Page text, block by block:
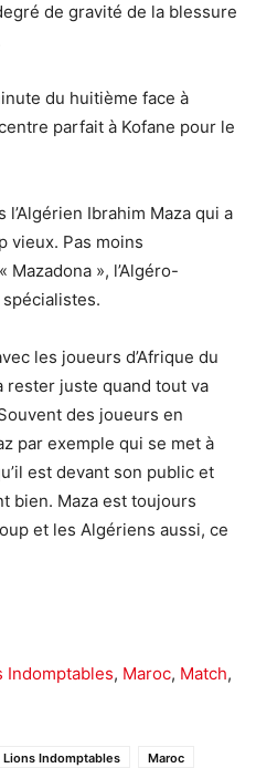
de gravité de la blessure
du huitième face à
parfait à Kofane pour le
Ibrahim Maza qui a
vieux. Pas moins
», l’Algéro-
spécialistes.
les joueurs d’Afrique du
rester juste quand tout va
des joueurs en
par exemple qui se met à
est devant son public et
bien. Maza est toujours
et les Algériens aussi, ce
Indomptables, Maroc, Match,
Lions Indomptables
Maroc